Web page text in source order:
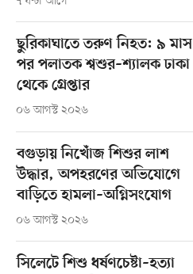
ছুরিকাঘাতে তরুণ নিহত: ৯ মাস
পর পলাতক শ্বশুর–শ্যালক ঢাকা
থেকে গ্রেপ্তার
০৬ আগস্ট ২০২৬
বগুড়ায় নিখোঁজ শিশুর লাশ
উদ্ধার, অপহরণের অভিযোগে
বাড়িতে হামলা–অগ্নিসংযোগ
০৬ আগস্ট ২০২৬
সিলেটে শিশু ধর্ষণচেষ্টা–হত্যা